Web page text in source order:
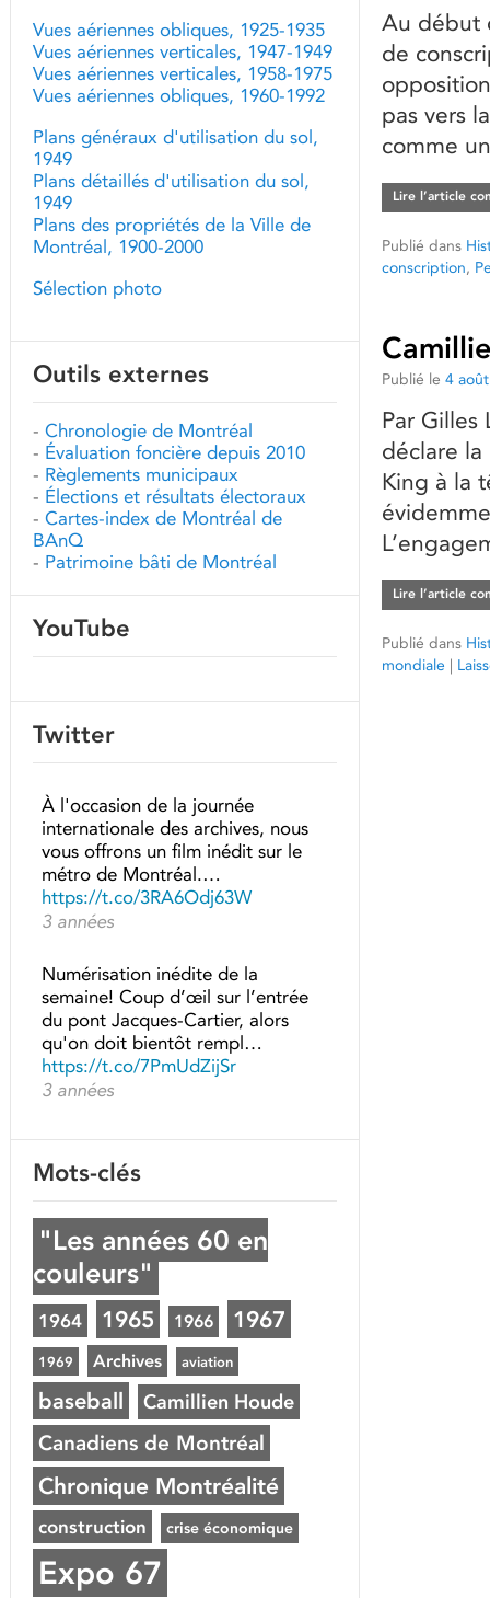
Au début
de
pas vers
comme
Lire l’article
Publié dans
conscription,
Publié le 4
Par Gilles
déclare la
King à la
Lire l’article
Publié dans
mondiale |
Vues aériennes obliques, 1925-1935
Vues aériennes verticales, 1947-1949
Vues aériennes verticales, 1958-1975
Vues aériennes obliques, 1960-1992
Plans généraux d'utilisation du sol,
1949
Plans détaillés d'utilisation du sol,
1949
Plans des propriétés de la Ville de
Montréal, 1900-2000
Sélection photo
Outils externes
- Chronologie de Montréal
- Évaluation foncière depuis 2010
- Règlements municipaux
- Élections et résultats électoraux
- Cartes-index de Montréal de
BAnQ
- Patrimoine bâti de Montréal
YouTube
Twitter
À l'occasion de la journée
internationale des archives, nous
vous offrons un film inédit sur le
métro de Montréal.…
https://t.co/3RA6Odj63W
3 années
Numérisation inédite de la
semaine! Coup d’œil sur l’entrée
du pont Jacques-Cartier, alors
qu'on doit bientôt rempl…
https://t.co/7PmUdZijSr
3 années
Mots-clés
"Les années 60 en
couleurs"
1964 1965 1966 1967
1969 Archives aviation
baseball Camillien Houde
Canadiens de Montréal
Chronique Montréalité
construction crise économique
Expo 67